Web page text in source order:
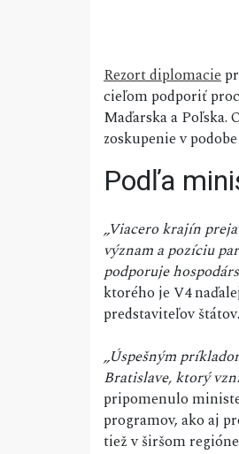
Rezort diplomacie
cieľom podporiť
Maďarska a Poľska.
zoskupenie v
Podľa
„Viacero krajín
význam a pozíciu
podporuje
ktorého je V4
predstaviteľov štátov.
„Úspešným
Bratislave, ktorý
pripomenulo
programov, ako aj
tiež v širšom